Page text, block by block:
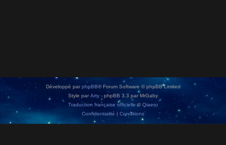
Développé par phpBB® Forum Software © phpBB Limited
Style parArty - phpBB 3.3 par MrGaby
Traduction française officielle ©Qiaeru
Confidentialité | Conditions